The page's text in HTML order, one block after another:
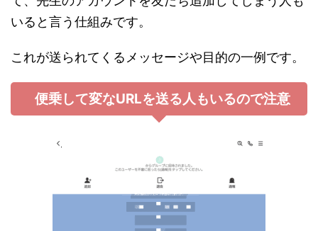
いると言う仕組みです。
これが送られてくるメッセージや目的の一例です。
便乗して変なURLを送る人もいるので注意